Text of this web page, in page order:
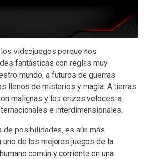
los videojuegos porque nos
fantásticas con reglas muy
mundo, a futuros de guerras
llenos de misterios y magia. A tierras
malignas y los erizos veloces, a
e interdimensionales.
de posibilidades, es aún más
uno de los mejores juegos de la
común y corriente en una